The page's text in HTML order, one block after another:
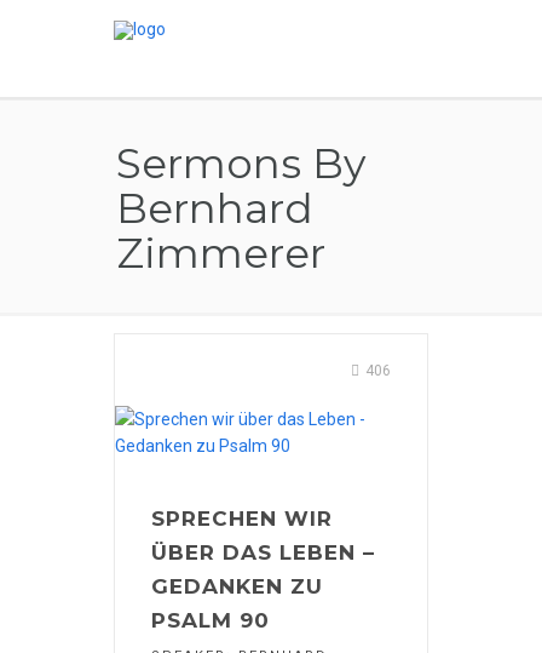
Sermons By
Bernhard
Zimmerer
406
SPRECHEN WIR
ÜBER DAS LEBEN –
GEDANKEN ZU
PSALM 90